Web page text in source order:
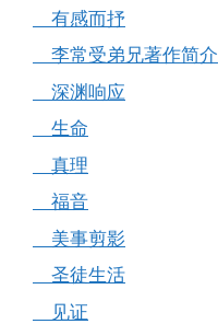
有感而抒
李常受弟兄著作简介
深渊响应
生命
真理
福音
美事剪影
圣徒生活
见证